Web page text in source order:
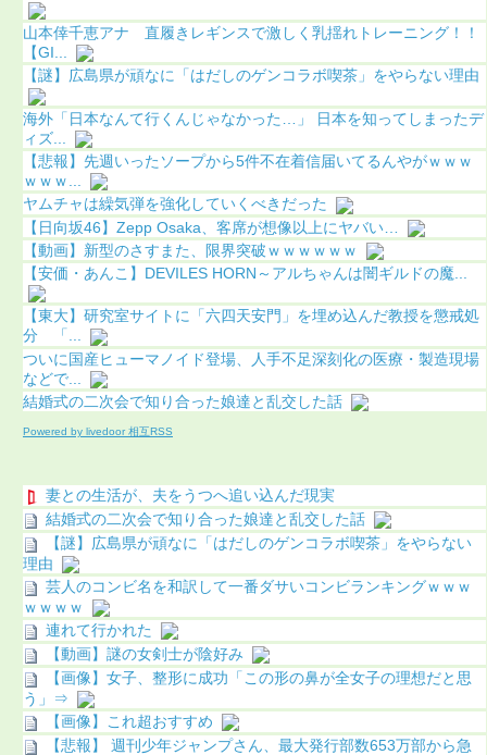
山本倖千恵アナ 直履きレギンスで激しく乳揺れトレーニング！！
【GI...
【謎】広島県が頑なに「はだしのゲンコラボ喫茶」をやらない理由
海外「日本なんて行くんじゃなかった…」 日本を知ってしまったデ
ィズ...
【悲報】先週いったソープから5件不在着信届いてるんやがｗｗｗ
ｗｗｗ...
ヤムチャは繰気弾を強化していくべきだった
【日向坂46】Zepp Osaka、客席が想像以上にヤバい…
【動画】新型のさすまた、限界突破ｗｗｗｗｗｗ
【安価・あんこ】DEVILES HORN～アルちゃんは闇ギルドの魔...
【東大】研究室サイトに「六四天安門」を埋め込んだ教授を懲戒処
分 「...
ついに国産ヒューマノイド登場、人手不足深刻化の医療・製造現場
などで...
結婚式の二次会で知り合った娘達と乱交した話
Powered by livedoor 相互RSS
妻との生活が、夫をうつへ追い込んだ現実
結婚式の二次会で知り合った娘達と乱交した話
【謎】広島県が頑なに「はだしのゲンコラボ喫茶」をやらない
理由
芸人のコンビ名を和訳して一番ダサいコンビランキングｗｗｗ
ｗｗｗｗ
連れて行かれた
【動画】謎の女剣士が陰好み
【画像】女子、整形に成功「この形の鼻が全女子の理想だと思
う」⇒
【画像】これ超おすすめ
【悲報】 週刊少年ジャンプさん、最大発行部数653万部から急